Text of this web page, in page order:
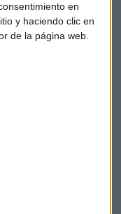
en
y haciendo clic en
de la página web.
ganancias de 272